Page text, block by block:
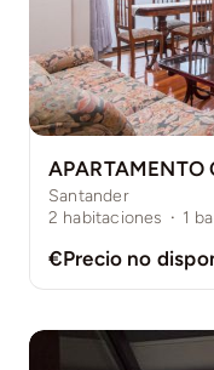
APARTAMENTO
Santander
2 habitaciones · 1
€Precio no